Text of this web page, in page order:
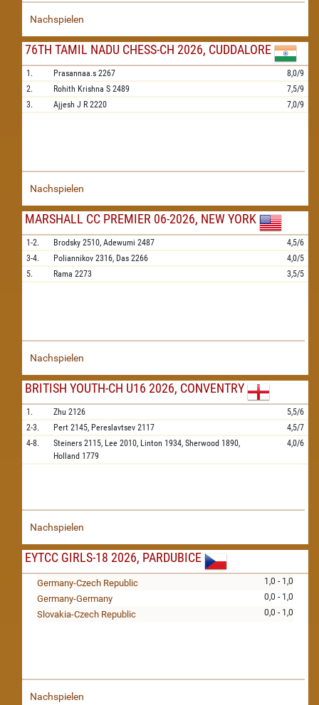
Nachspielen
76TH TAMIL NADU CHESS-CH 2026, CUDDALORE
1. Prasannaa.s 2267
8,0/9
2.
Rohith Krishna S 2489
7,5/9
3.
Ajjesh J R 2220 7,0/9
Nachspielen
MARSHALL CC PREMIER 06-2026, NEW YORK
1-2. Brodsky 2510, Adewumi 2487
4,5/6
3-4.
Poliannikov 2316, Das 2266
4,0/5
5.
Rama 2273 3,5/5
Nachspielen
BRITISH YOUTH-CH U16 2026, CONVENTRY
1. Zhu 2126
5,5/6
2-3.
Pert 2145, Pereslavtsev 2117
4,5/7
4-8.
Steiners 2115, Lee 2010, Linton 1934, Sherwood 1890,
Holland 1779
4,0/6
Nachspielen
EYTCC GIRLS-18 2026, PARDUBICE
1,0 - 1,0
Germany-Czech Republic
0,0 - 1,0
Germany-Germany
0,0 - 1,0
Slovakia-Czech Republic
Nachspielen